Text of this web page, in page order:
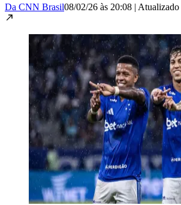
Da CNN Brasil08/02/26 às 20:08 | Atualizado